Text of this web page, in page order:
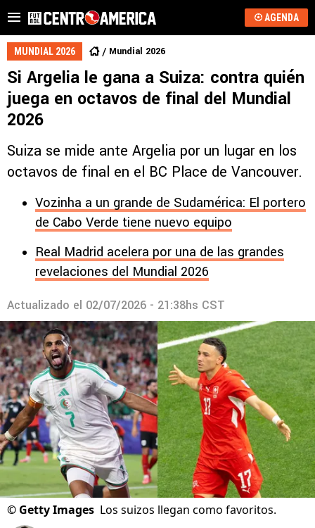
AGENDA
MUNDIAL 2026 Mundial 2026
Si Argelia le gana a Suiza: contra quién
juega en octavos de final del Mundial
2026
Suiza se mide ante Argelia por un lugar en los
octavos de final en el BC Place de Vancouver.
Vozinha a un grande de Sudamérica: El portero
de Cabo Verde tiene nuevo equipo
Real Madrid acelera por una de las grandes
revelaciones del Mundial 2026
Actualizado el 02/07/2026 - 21:38hs CST
© Getty Images Los suizos llegan como favoritos.